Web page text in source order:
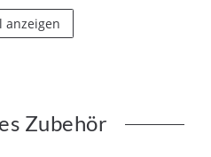
anzeigen
Zubehör